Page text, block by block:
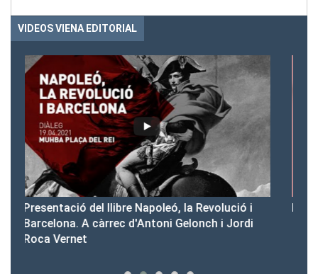
VIDEOS VIENA EDITORIAL
Presentació del Club Victòria